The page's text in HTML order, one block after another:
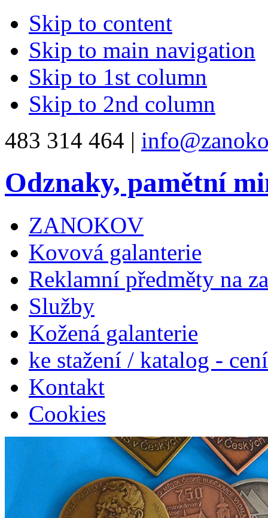
Skip to content
Skip to main navigation
Skip to 1st column
Skip to 2nd column
483 314 464 |
Odznaky, pamětní
ZANOKOV
Kovová galanterie
Reklamní předměty na
Služby
Kožená galanterie
ke stažení / katalog -
Kontakt
Cookies